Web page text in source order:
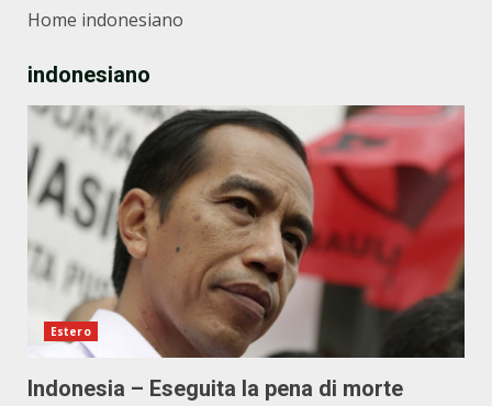
Home indonesiano
indonesiano
Estero
Indonesia – Eseguita la pena di morte